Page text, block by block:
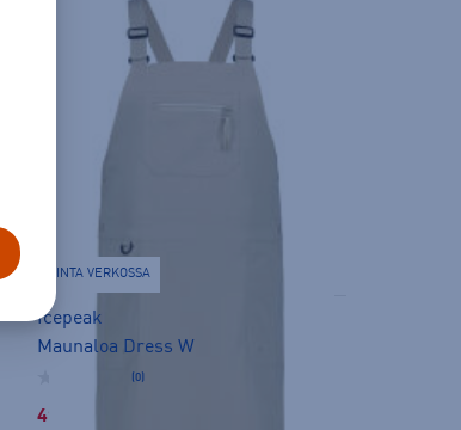
HINTA VERKOSSA
Icepeak
Maunaloa Dress W
(0)
49,99 €